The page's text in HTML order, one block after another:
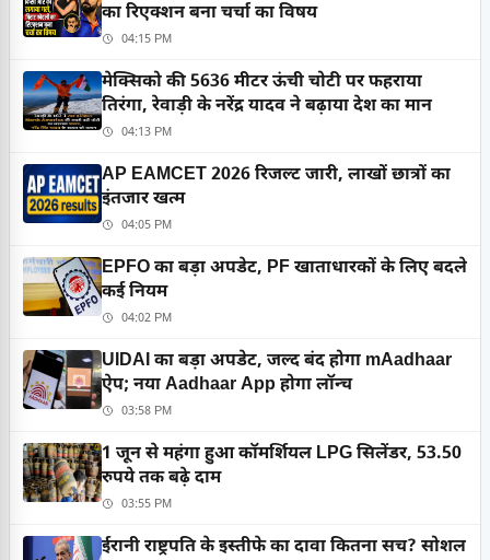
का रिएक्शन बना चर्चा का विषय
04:15 PM
मेक्सिको की 5636 मीटर ऊंची चोटी पर फहराया
तिरंगा, रेवाड़ी के नरेंद्र यादव ने बढ़ाया देश का मान
04:13 PM
AP EAMCET 2026 रिजल्ट जारी, लाखों छात्रों का
इंतजार खत्म
04:05 PM
EPFO का बड़ा अपडेट, PF खाताधारकों के लिए बदले
कई नियम
04:02 PM
UIDAI का बड़ा अपडेट, जल्द बंद होगा mAadhaar
ऐप; नया Aadhaar App होगा लॉन्च
03:58 PM
1 जून से महंगा हुआ कॉमर्शियल LPG सिलेंडर, 53.50
रुपये तक बढ़े दाम
03:55 PM
ईरानी राष्ट्रपति के इस्तीफे का दावा कितना सच? सोशल